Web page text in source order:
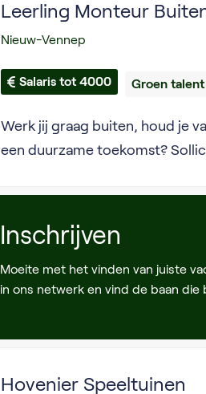
Leerling Monteur
Nieuw-Vennep
Salaris tot 4000 Groen
Werk jij graag buiten, houd je
een duurzame toekomst?
Inschrijven
Moeite met het vinden van juiste
in ons netwerk en vind de baan die
Hovenier Speeltuinen